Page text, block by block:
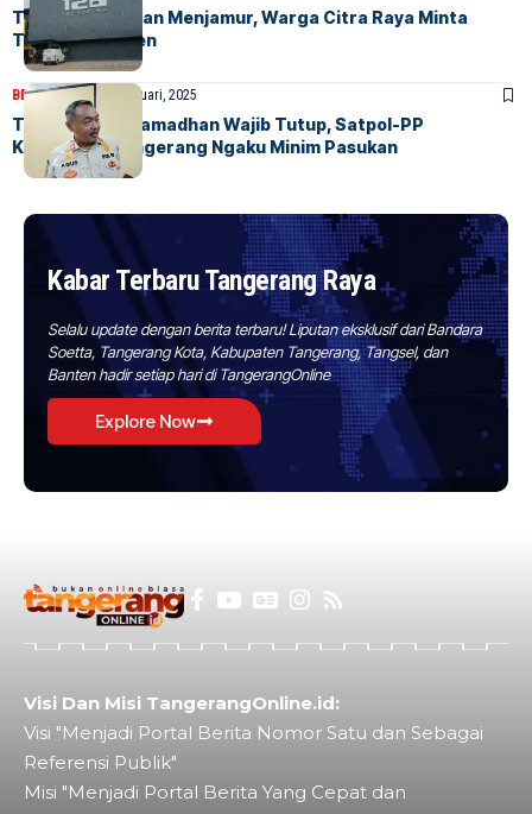
THM di Panongan Menjamur, Warga Citra Raya Minta
Tutup Permanen
BERITAHOME 26 Februari, 2025
THM di Bulan Ramadhan Wajib Tutup, Satpol-PP
Kabupaten Tangerang Ngaku Minim Pasukan
Kabar Terbaru Tangerang Raya
Selalu update dengan berita terbaru! Liputan eksklusif dari Bandara
Soetta, Tangerang Kota, Kabupaten Tangerang, Tangsel, dan
Banten hadir setiap hari di TangerangOnline
Explore Now
Visi Dan Misi TangerangOnline.id:
Visi "Menjadi Portal Berita Nomor Satu dan Sebagai
Referensi Publik"
Misi "Menjadi Portal Berita Yang Cepat dan